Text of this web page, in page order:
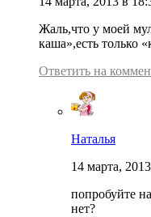
Жаль,что у моей
каша»,есть только
Ответить на
Наталья
14 марта,
попробуйте
нет?